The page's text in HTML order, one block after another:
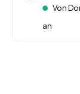
Von
an